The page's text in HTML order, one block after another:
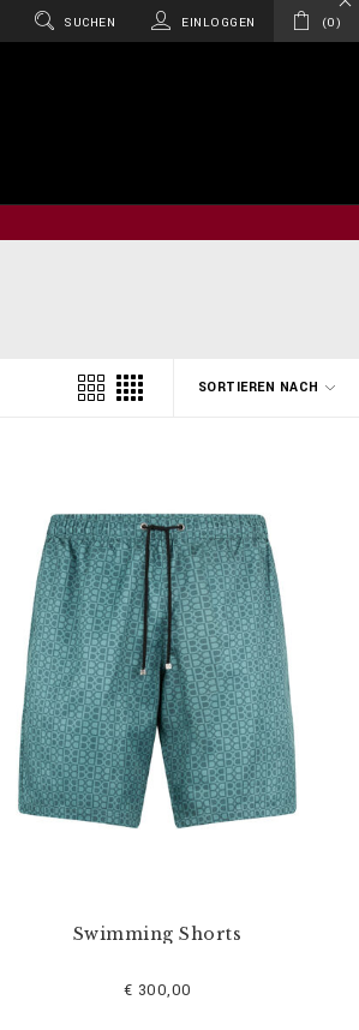
SUCHEN EINLOGGEN 0
SORTIEREN NACH
Swimming Shorts
€ 300,00